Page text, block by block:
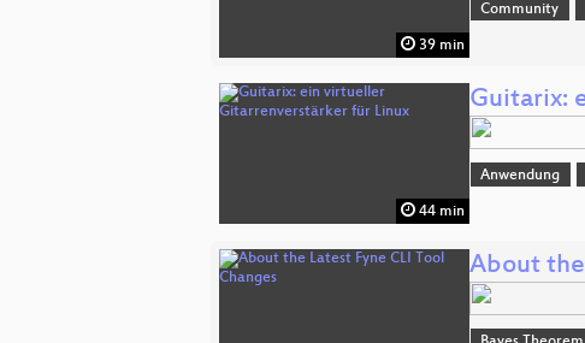
39 min
Community
44 min
Guitarix:
Anwendung
About the